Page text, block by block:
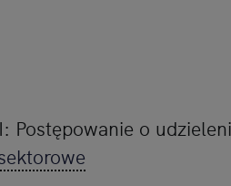
Postępowanie o